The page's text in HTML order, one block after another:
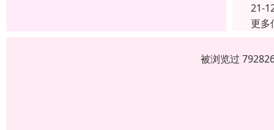
21-
更多
被浏览过